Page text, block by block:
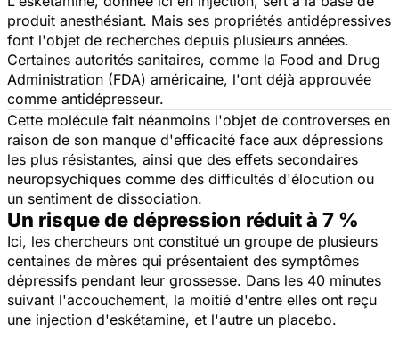
produit anesthésiant. Mais ses propriétés antidépressives
font l'objet de recherches depuis plusieurs années.
Certaines autorités sanitaires, comme la Food and Drug
Administration (FDA) américaine, l'ont déjà approuvée
comme antidépresseur.
Cette molécule fait néanmoins l'objet de controverses en
raison de son manque d'efficacité face aux dépressions
les plus résistantes, ainsi que des effets secondaires
neuropsychiques comme des difficultés d'élocution ou
un sentiment de dissociation.
Un risque de dépression réduit à 7 %
Ici, les chercheurs ont constitué un groupe de plusieurs
centaines de mères qui présentaient des symptômes
dépressifs pendant leur grossesse. Dans les 40 minutes
suivant l'accouchement, la moitié d'entre elles ont reçu
une injection d'eskétamine, et l'autre un placebo.